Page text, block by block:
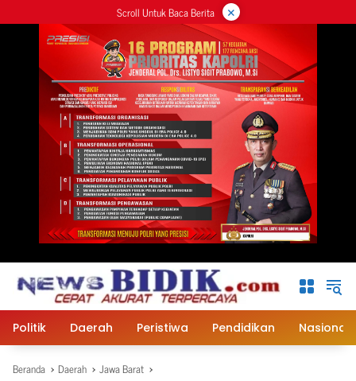
ke
Scroll Untuk Baca Berita ×
Politik Daerah Peristiwa Pendidikan Nasional
Beranda Daerah Jawa Barat